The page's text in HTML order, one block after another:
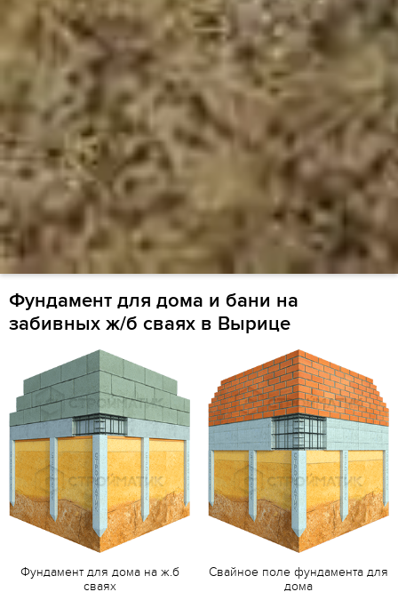
Фундамент для дома и бани на
забивных ж/б сваях в Вырице
Фундамент для дома на ж.б
сваях
Свайное поле фундамента для
дома